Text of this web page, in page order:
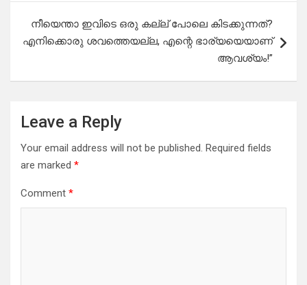
നീയെന്താ ഇവിടെ ഒരു കല്ല്‌ പോലെ കിടക്കുന്നത്?
എനിക്കൊരു ശവത്തെയല്ല, എന്റെ ഭാര്യയെയാണ്
ആവശ്യം!”
Leave a Reply
Your email address will not be published. Required fields
are marked *
Comment *